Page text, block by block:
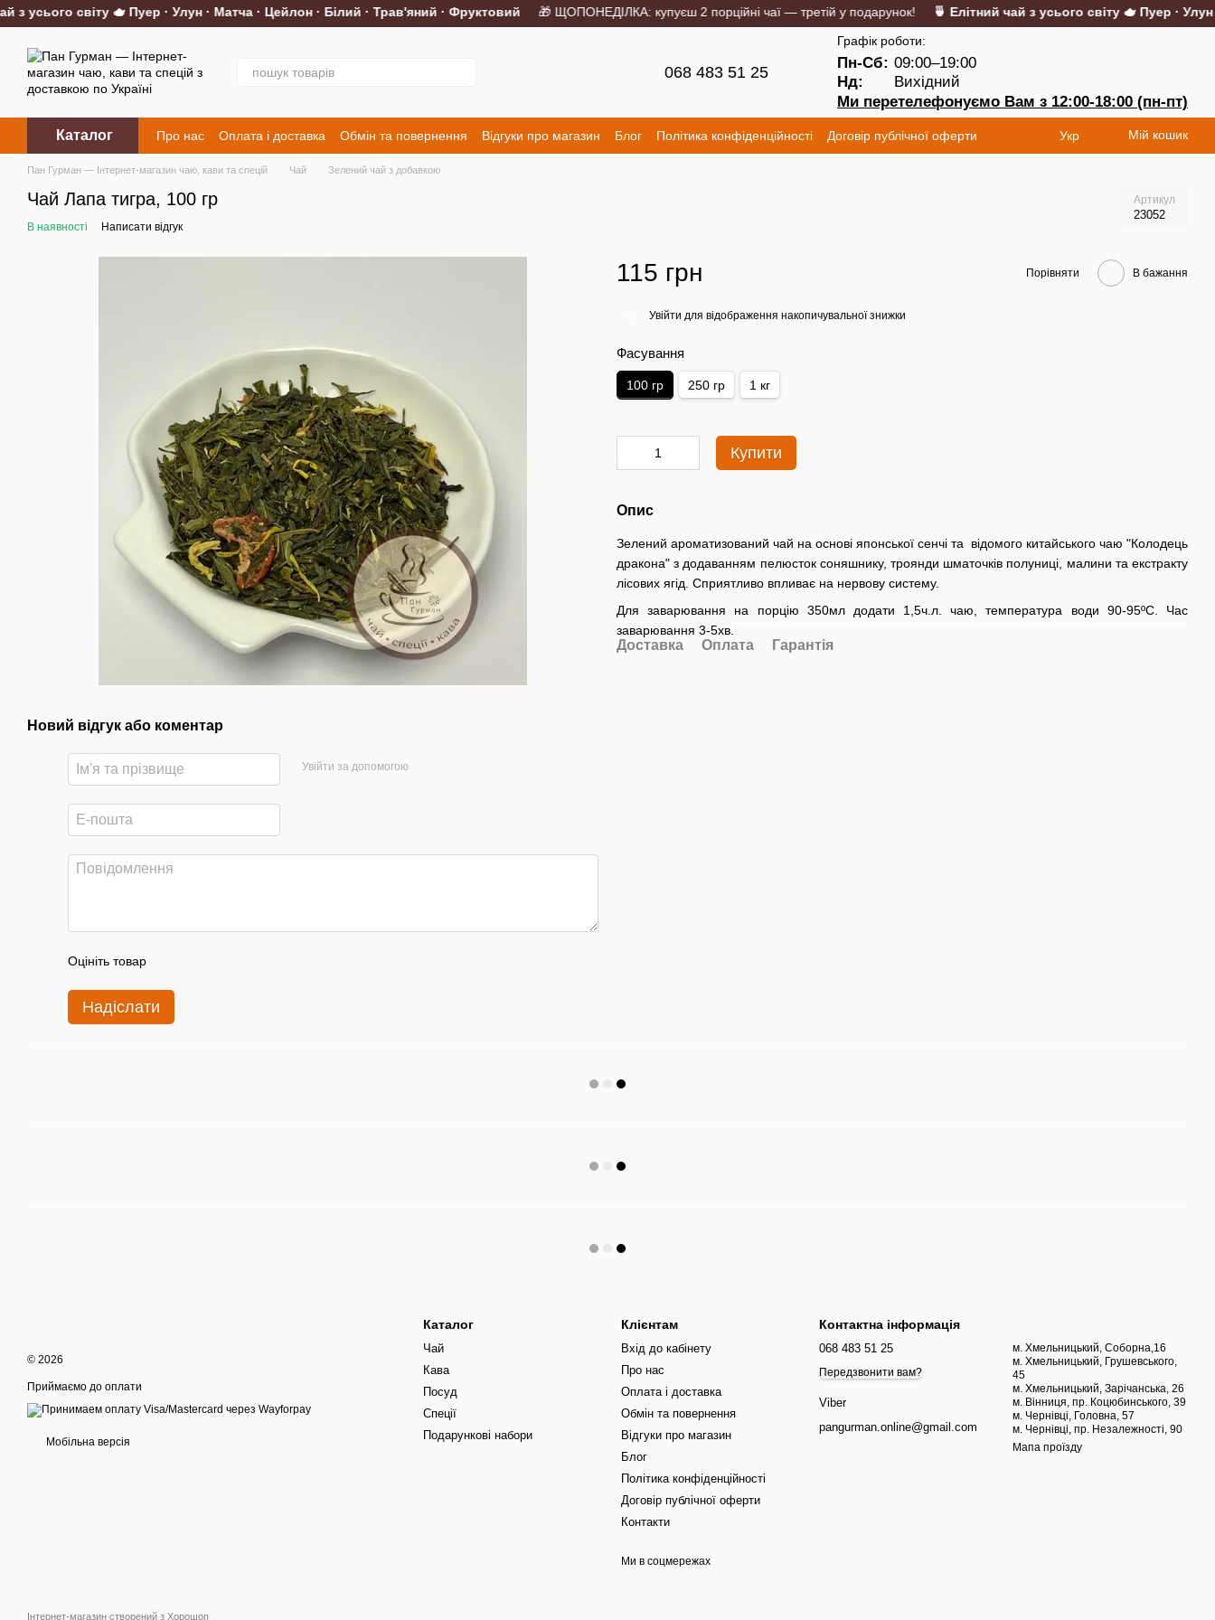
Перейти до основного контенту
усього світу 🫖 Пуер · Улун · Матча · Цейлон · Білий · Трав'яний · Фруктовий🎁 ЩОПОНЕДІЛКА: купуєш 2 порційні чаї — третій у подарунок!🍵 Елітний чай з усього світу 🫖 Пуер · Улун ·
068 483 51 25
Графік роботи:
Пн-Сб: 09:00–19:00
Нд:
Вихідний
Ми перетелефонуємо Вам з 12:00-18:00 (пн-пт)
Каталог Про нас Оплата і доставка Обмін та повернення Відгуки про магазин Блог Політика конфіденційності
Договір публічної оферти
Контакти
Укр Мій кошик
Пан Гурман — Інтернет-магазин чаю, кави та спецій Чай Зелений чай з добавкою
Чай Лапа тигра, 100 гр Артикул
23052
В наявності Написати відгук
Новий відгук або коментар
Увійти за допомогою
Оцініть товар
Надіслати
115 грн Порівняти В бажання
Увійти для відображення накопичувальної знижки
Фасування
100 гр 250 гр 1 кг
Купити
Опис
Зелений ароматизований чай на основі японської сенчі та відомого китайського чаю "Колодець
дракона" з додаванням пелюсток соняшнику, троянди шматочків полуниці, малини та екстракту
лісових ягід. Сприятливо впливає на нервову систему.
Для заварювання на порцію 350мл додати 1,5ч.л. чаю, температура води 90-95ºС. Час
заварювання 3-5хв.
Доставка Оплата Гарантія
© 2026
Приймаємо до оплати
Мобільна версія
Інтернет-магазин створений з Хорошоп
Каталог
Чай
Кава
Посуд
Спеції
Подарункові набори
Клієнтам
Вхід до кабінету
Про нас
Оплата і доставка
Обмін та повернення
Відгуки про магазин
Блог
Політика конфіденційності
Договір публічної оферти
Контакти
Ми в соцмережах
Контактна інформація
068 483 51 25
Передзвонити вам?
Viber
pangurman.online@gmail.com
м. Хмельницький, Соборна,16
м. Хмельницький, Грушевського,
45
м. Хмельницький, Зарічанська, 26
м. Вінниця, пр. Коцюбинського, 39
м. Чернівці, Головна, 57
м. Чернівці, пр. Незалежності, 90
Мапа проїзду